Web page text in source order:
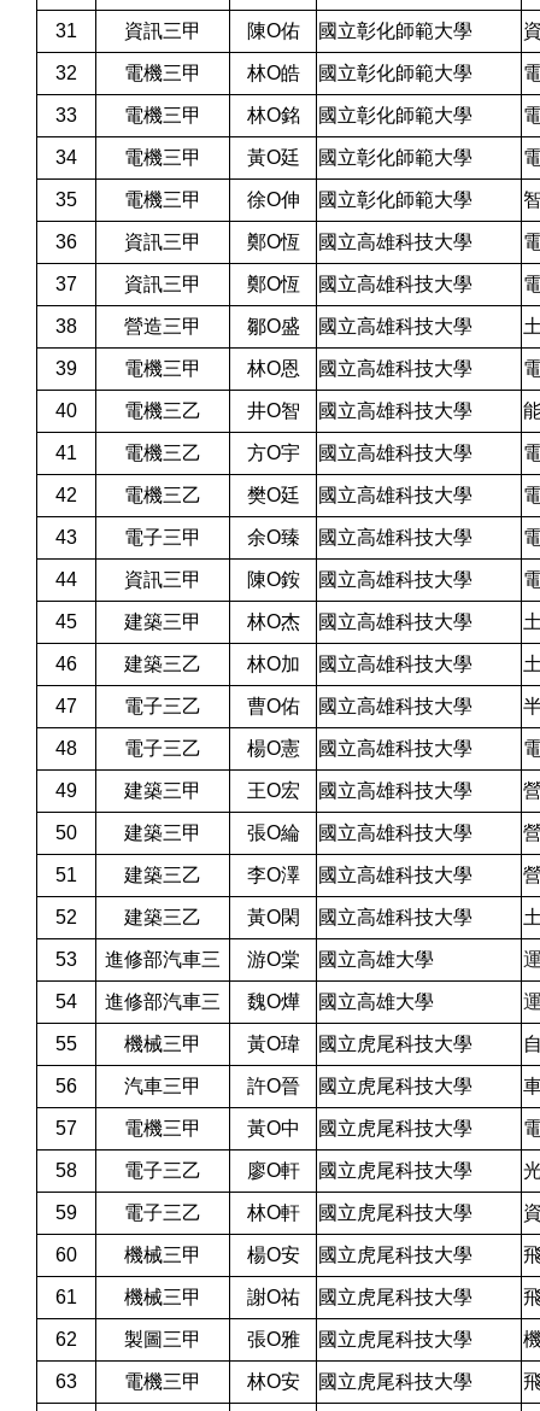
31 資訊三甲 陳O佑 國立彰化師範大學
32 電機三甲 林O皓 國立彰化師範大學
33 電機三甲 林O銘 國立彰化師範大學
34 電機三甲 黃O廷 國立彰化師範大學
35 電機三甲 徐O伸 國立彰化師範大學
36 資訊三甲 鄭O恆 國立高雄科技大學
37 資訊三甲 鄭O恆 國立高雄科技大學
38 營造三甲 鄒O盛 國立高雄科技大學
39 電機三甲 林O恩 國立高雄科技大學
40 電機三乙 井O智 國立高雄科技大學
41 電機三乙 方O宇 國立高雄科技大學
42 電機三乙 樊O廷 國立高雄科技大學
43 電子三甲 余O臻 國立高雄科技大學
44 資訊三甲 陳O銨 國立高雄科技大學
45 建築三甲 林O杰 國立高雄科技大學
46 建築三乙 林O加 國立高雄科技大學
47 電子三乙 曹O佑 國立高雄科技大學
48 電子三乙 楊O憲 國立高雄科技大學
49 建築三甲 王O宏 國立高雄科技大學
50 建築三甲 張O綸 國立高雄科技大學
51 建築三乙 李O澤 國立高雄科技大學
52 建築三乙 黃O閑 國立高雄科技大學
53 進修部汽車三 游O棠 國立高雄大學
54 進修部汽車三 魏O燁 國立高雄大學
55 機械三甲 黃O瑋 國立虎尾科技大學
56 汽車三甲 許O晉 國立虎尾科技大學
57 電機三甲 黃O中 國立虎尾科技大學
58 電子三乙 廖O軒 國立虎尾科技大學
59 電子三乙 林O軒 國立虎尾科技大學
60 機械三甲 楊O安 國立虎尾科技大學
61 機械三甲 謝O祐 國立虎尾科技大學
62 製圖三甲 張O雅 國立虎尾科技大學
63 電機三甲 林O安 國立虎尾科技大學